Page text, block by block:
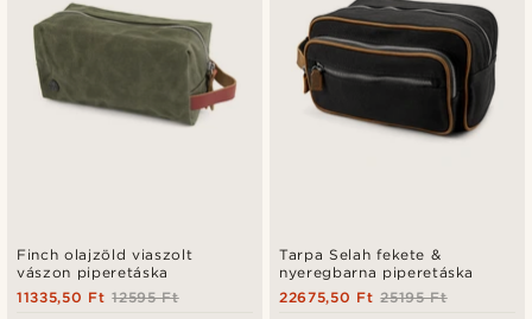
Finch olajzöld viaszolt
vászon piperetáska
12595 Ft
11335,50 Ft
Tarpa Selah fekete &
nyeregbarna piperetáska
25195 Ft
22675,50 Ft